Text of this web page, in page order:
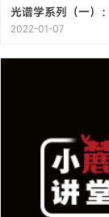
光谱学系列（一）
2022-01-07